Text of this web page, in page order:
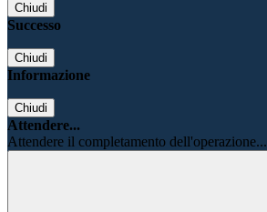
Chiudi
Successo
Chiudi
Informazione
Chiudi
Attendere...
Attendere il completamento dell'operazione...